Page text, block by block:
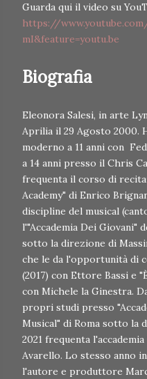
Guarda qui il video su
https://
mI&feature=youtu.be
Biografia
Eleonora Salesi, in arte
Aprilia il 29 Agosto 2000.
moderno a 11 anni con
a 14 anni presso il Chris
frequenta il corso di
Academy" di Enrico
discipline del musical
l'"Accademia Dei Giovani"
sotto la direzione di
che le da l'opportunità di
(2017) con Ettore Bassi e
con Michele la Ginestra.
propri studi presso
Musical" di Roma sotto la
2021 frequenta
Avarello. Lo stesso anno
l'autore e produttore